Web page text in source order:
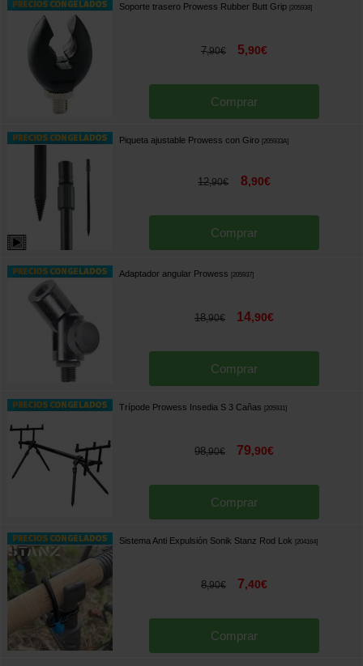
Soporte trasero Prowess Rubber Butt Grip 205938]
7,90€ 5,90€
Comprar
Piqueta ajustable Prowess con Giro 205933A]
12,90€ 8,90€
Comprar
Adaptador angular Prowess 205937]
18,90€ 14,90€
Comprar
Trípode Prowess Insedia S 3 Cañas 205931]
98,90€ 79,90€
Comprar
Sistema Anti Expulsión Sonik Stanz Rod Lok 204164]
8,90€ 7,40€
Comprar